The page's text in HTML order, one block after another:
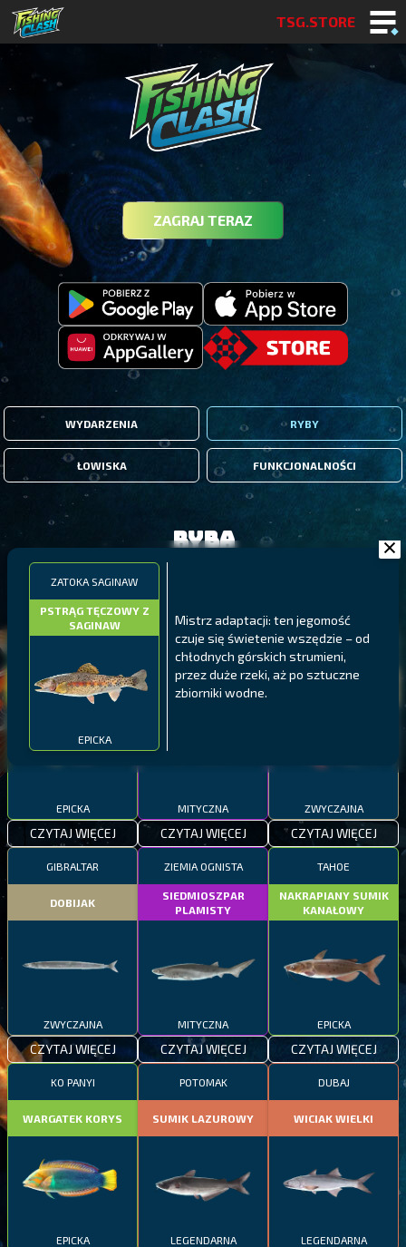
TSG.STORE
ZAGRAJ TERAZ
WYDARZENIA RYBY
ŁOWISKA FUNKCJONALNOŚCI
ZATOKA SAGINAW
PSTRĄG TĘCZOWY Z
SAGINAW
EPICKA
Mistrz adaptacji: ten jegomość
czuje się świetenie wszędzie – od
chłodnych górskich strumieni,
przez duże rzeki, aż po sztuczne
zbiorniki wodne.
Ryba
PYSZCZAK ZACHODNI
EPICKA
CZYTAJ WIĘCEJ
PÓŁNOCNE FIORDY
LING
MITYCZNA
CZYTAJ WIĘCEJ
WYSPY GALAPAGOS
BODIAN
ZWYCZAJNA
CZYTAJ WIĘCEJ
GIBRALTAR
DOBIJAK
ZWYCZAJNA
CZYTAJ WIĘCEJ
ZIEMIA OGNISTA
SIEDMIOSZPAR
PLAMISTY
MITYCZNA
CZYTAJ WIĘCEJ
TAHOE
NAKRAPIANY SUMIK
KANAŁOWY
EPICKA
CZYTAJ WIĘCEJ
KO PANYI
WARGATEK KORYS
EPICKA
POTOMAK
SUMIK LAZUROWY
LEGENDARNA
DUBAJ
WICIAK WIELKI
LEGENDARNA